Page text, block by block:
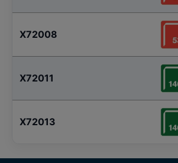
X72008
X72011
X72013